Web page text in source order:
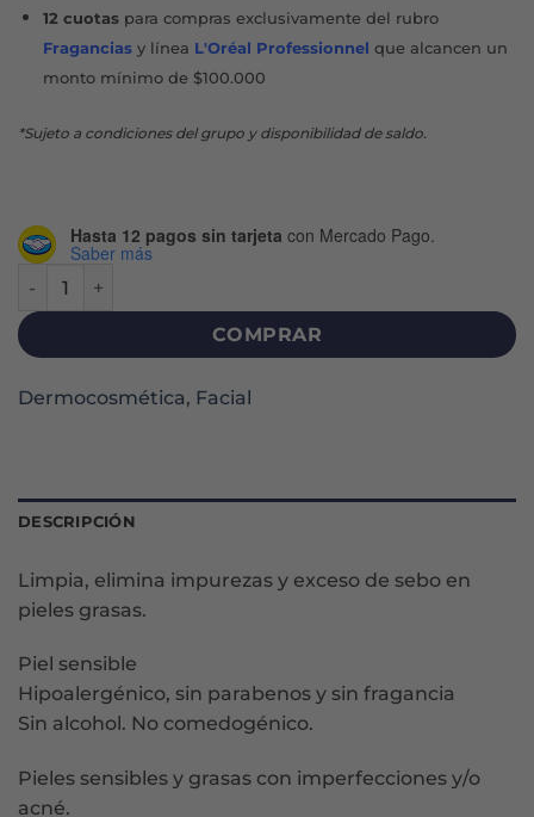
12 cuotaspara compras exclusivamente del rubro
Fraganciasy línea L'Oréal Professionnel que alcancen un
monto mínimo de $100.000
*Sujeto a condiciones del grupo y disponibilidad de saldo.
Hasta 12 pagos sin tarjeta con Mercado Pago.
Saber más
COMPRAR
Dermocosmética, Facial
DESCRIPCIÓN
Limpia, elimina impurezas y exceso de sebo en
pieles grasas.
Piel sensible
Hipoalergénico, sin parabenos y sin fragancia
Sin alcohol. No comedogénico.
Pieles sensibles y grasas con imperfecciones y/o
acné.